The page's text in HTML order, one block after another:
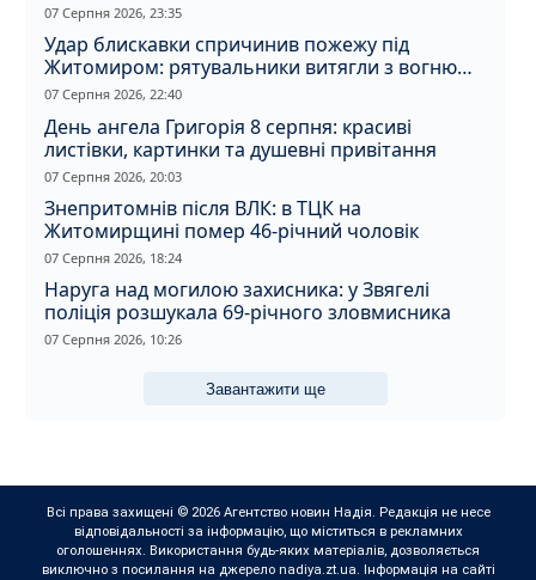
07 Серпня 2026, 23:35
Удар блискавки спричинив пожежу під
Житомиром: рятувальники витягли з вогню
кота
07 Серпня 2026, 22:40
День ангела Григорія 8 серпня: красиві
листівки, картинки та душевні привітання
07 Серпня 2026, 20:03
Знепритомнів після ВЛК: в ТЦК на
Житомирщині помер 46-річний чоловік
07 Серпня 2026, 18:24
Наруга над могилою захисника: у Звягелі
поліція розшукала 69-річного зловмисника
07 Серпня 2026, 10:26
Завантажити ще
Всі права захищені © 2026 Агентство новин Надія. Редакція не несе
відповідальності за інформацію, що міститься в рекламних
оголошеннях. Використання будь-яких матеріалів, дозволяється
виключно з посилання на джерело nadiya.zt.ua. Інформація на сайті